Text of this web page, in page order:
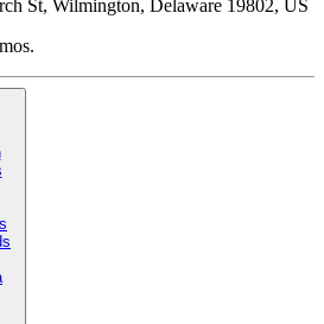
St, Wilmington, Delaware 19802, US